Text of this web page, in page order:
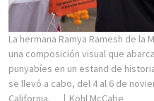
La hermana Ramya Ramesh de la
una composición visual que
punyabíes en un estand de
se llevó a cabo, del 4 al 6 de
California.
Kohl McCabe